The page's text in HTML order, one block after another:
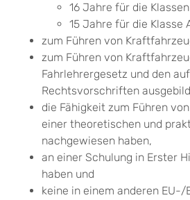
16 Jahre für die
15 Jahre für die Klasse
zum Führen von
zum Führen von
Fahrlehrergesetz und den
Rechtsvorschriften
die Fähigkeit zum Führen
einer theoretischen und
nachgewiesen haben,
an einer Schulung in Erster
haben und
keine in einem anderen